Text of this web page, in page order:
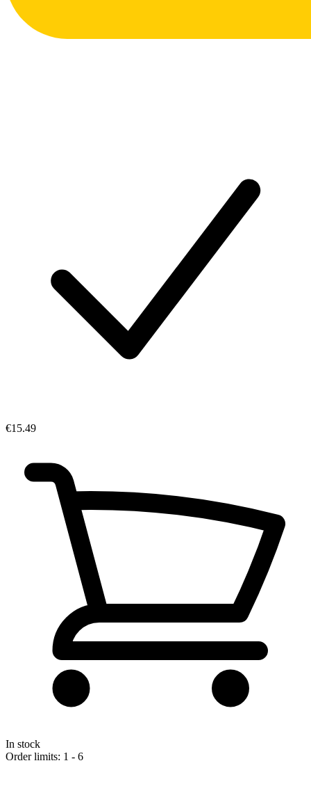
€15.49
In stock
Order limits: 1 - 6